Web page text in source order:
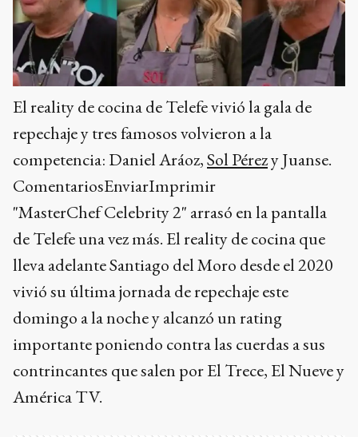
El reality de cocina de Telefe vivió la gala de
repechaje y tres famosos volvieron a la
competencia: Daniel Aráoz,Sol Pérezy Juanse.
ComentariosEnviarImprimir
"MasterChef Celebrity 2" arrasó en la pantalla
de Telefe una vez más. El reality de cocina que
lleva adelante Santiago del Moro desde el 2020
vivió su última jornada de repechaje este
domingo a la noche y alcanzó un rating
importante poniendo contra las cuerdas a sus
contrincantes que salen por El Trece, El Nueve y
América TV.